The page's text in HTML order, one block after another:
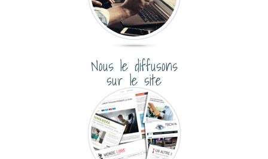
Nous le diffusons
sur le site